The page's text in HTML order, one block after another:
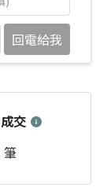
回電給我
成交
筆